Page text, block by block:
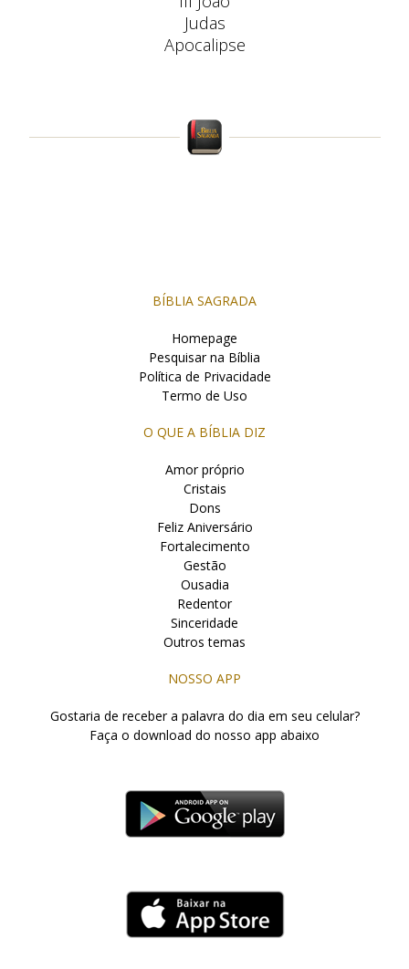
Judas
Apocalipse
BÍBLIA SAGRADA
Homepage
Pesquisar na Bíblia
Política de Privacidade
Termo de Uso
O QUE A BÍBLIA DIZ
Amor próprio
Cristais
Dons
Feliz Aniversário
Fortalecimento
Gestão
Ousadia
Redentor
Sinceridade
Outros temas
NOSSO APP
Gostaria de receber a palavra do dia em seu celular?
Faça o download do nosso app abaixo